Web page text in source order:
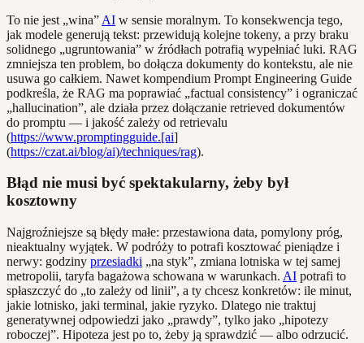
To nie jest „wina” AI w sensie moralnym. To konsekwencja tego,
jak modele generują tekst: przewidują kolejne tokeny, a przy braku
solidnego „ugruntowania” w źródłach potrafią wypełniać luki. RAG
zmniejsza ten problem, bo dołącza dokumenty do kontekstu, ale nie
usuwa go całkiem. Nawet kompendium Prompt Engineering Guide
podkreśla, że RAG ma poprawiać „factual consistency” i ograniczać
„hallucination”, ale działa przez dołączanie retrieved dokumentów
do promptu — i jakość zależy od retrievalu
(https://www.promptingguide.[ai]
(https://czat.ai/blog/ai)/techniques/rag).
Błąd nie musi być spektakularny, żeby był
kosztowny
Najgroźniejsze są błędy małe: przestawiona data, pomylony próg,
nieaktualny wyjątek. W podróży to potrafi kosztować pieniądze i
nerwy: godziny przesiadki „na styk”, zmiana lotniska w tej samej
metropolii, taryfa bagażowa schowana w warunkach. AI potrafi to
spłaszczyć do „to zależy od linii”, a ty chcesz konkretów: ile minut,
jakie lotnisko, jaki terminal, jakie ryzyko. Dlatego nie traktuj
generatywnej odpowiedzi jako „prawdy”, tylko jako „hipotezy
roboczej”. Hipoteza jest po to, żeby ją sprawdzić — albo odrzucić.